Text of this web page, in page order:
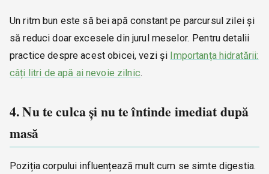
Un ritm bun este să bei apă constant pe parcursul zilei și
să reduci doar excesele din jurul meselor. Pentru detalii
practice despre acest obicei, vezi și Importanța hidratării:
câți litri de apă ai nevoie zilnic.
4. Nu te culca și nu te întinde imediat după
masă
Poziția corpului influențează mult cum se simte digestia.